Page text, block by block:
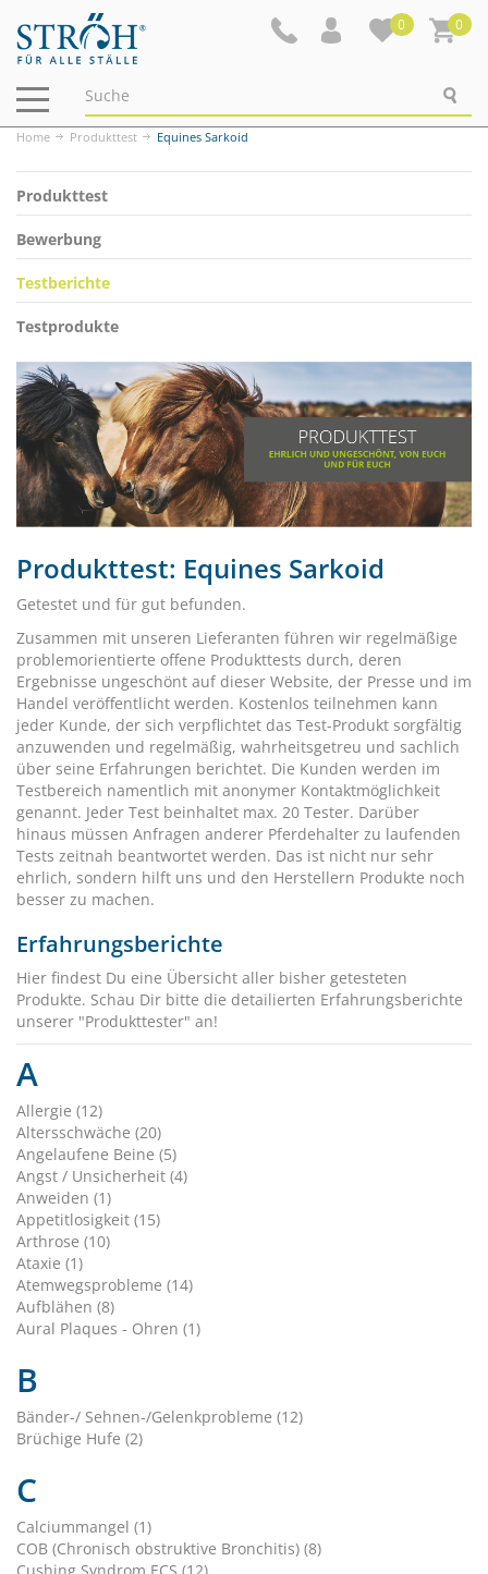
0 0
Navigation
ein-/ausblenden
Home Produkttest Equines Sarkoid
Produkttest
Bewerbung
Testberichte
Testprodukte
Produkttest: Equines Sarkoid
Getestet und für gut befunden.
Zusammen mit unseren Lieferanten führen wir regelmäßige
problemorientierte offene Produkttests durch, deren
Ergebnisse ungeschönt auf dieser Website, der Presse und im
Handel veröffentlicht werden. Kostenlos teilnehmen kann
jeder Kunde, der sich verpflichtet das Test-Produkt sorgfältig
anzuwenden und regelmäßig, wahrheitsgetreu und sachlich
über seine Erfahrungen berichtet. Die Kunden werden im
Testbereich namentlich mit anonymer Kontaktmöglichkeit
genannt. Jeder Test beinhaltet max. 20 Tester. Darüber
hinaus müssen Anfragen anderer Pferdehalter zu laufenden
Tests zeitnah beantwortet werden. Das ist nicht nur sehr
ehrlich, sondern hilft uns und den Herstellern Produkte noch
besser zu machen.
Erfahrungsberichte
Hier findest Du eine Übersicht aller bisher getesteten
Produkte. Schau Dir bitte die detailierten Erfahrungsberichte
unserer "Produkttester" an!
A
Allergie (12)
Altersschwäche (20)
Angelaufene Beine (5)
Angst / Unsicherheit (4)
Anweiden (1)
Appetitlosigkeit (15)
Arthrose (10)
Ataxie (1)
Atemwegsprobleme (14)
Aufblähen (8)
Aural Plaques - Ohren (1)
B
Bänder-/ Sehnen-/Gelenkprobleme (12)
Brüchige Hufe (2)
C
Calciummangel (1)
COB (Chronisch obstruktive Bronchitis) (8)